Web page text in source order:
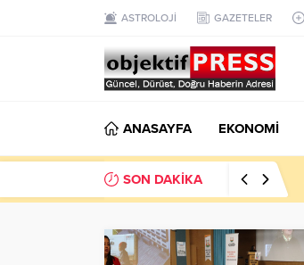
ASTROLOJİ GAZETELER
ANASAYFA EKONOMİ
SON DAKİKA